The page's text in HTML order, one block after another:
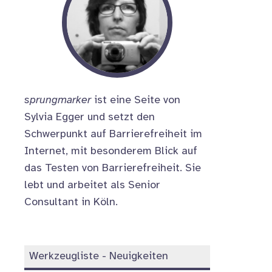
sprungmarkerist eine Seite von
Sylvia Egger und setzt den
Schwerpunkt auf Barrierefreiheit im
Internet, mit besonderem Blick auf
das Testen von Barrierefreiheit. Sie
lebt und arbeitet als Senior
Consultant in Köln.
Werkzeugliste - Neuigkeiten